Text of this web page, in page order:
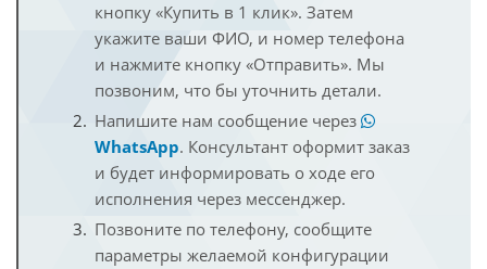
кнопку «Купить в 1 клик». Затем
укажите ваши ФИО, и номер телефона
и нажмите кнопку «Отправить». Мы
позвоним, что бы уточнить детали.
Напишите нам сообщение через
WhatsApp. Консультант оформит заказ
и будет информировать о ходе его
исполнения через мессенджер.
Позвоните по телефону, сообщите
параметры желаемой конфигурации